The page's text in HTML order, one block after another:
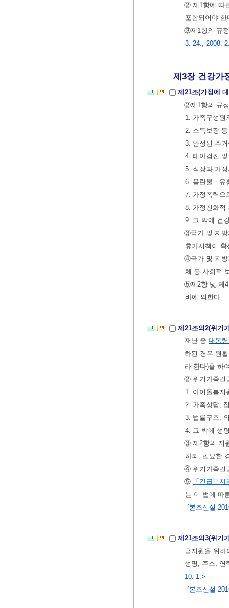
② 제1항에 따
포함되어야
③제1항의 규
3. 24., 2008.
제3장 건강가
제21조(가정에
②제1항의 규
1. 가족구성원
2. 소득보장
3. 안정된 주
4. 태아검진
5. 직장과 가
6. 음란물ㆍ유
7. 가정폭력으
8. 가정친화적
9. 그 밖에 건
③국가 및 지방
휴가시책이
④국가 및 지방
체 등 사회적
⑤제2항 및 제4
바에 의한다.
제21조의2(위기
재난 중 대통
하된 경우 원
라 한다)을 하
② 위기가족긴
1. 아이돌봄지
2. 가족상담,
3. 법률구조,
4. 그 밖에 성
③ 제2항의 지
하되, 필요한
④ 위기가족긴
⑤
「긴급복
는 이 법에 따
[본조신설
제21조의3(위기
급지원을 위
성명, 주소, 연
10. 1.>
[본조신설